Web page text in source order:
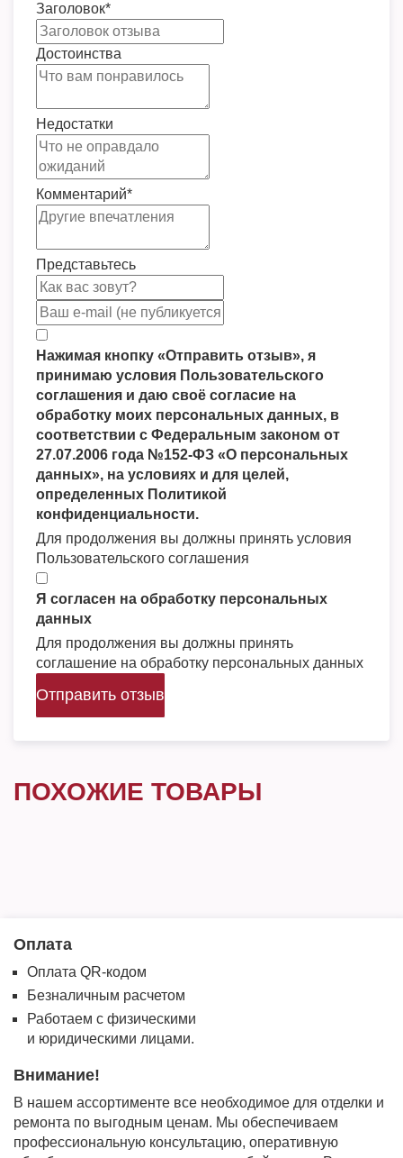
Заголовок*
Достоинства
Недостатки
Комментарий*
Представьтесь
Нажимая кнопку «Отправить отзыв», я
принимаю условия Пользовательского
соглашения и даю своё согласие на
обработку моих персональных данных, в
соответствии с Федеральным законом от
27.07.2006 года №152-ФЗ «О персональных
данных», на условиях и для целей,
определенных Политикой
конфиденциальности.
Для продолжения вы должны принять условия
Пользовательского соглашения
Я согласен на обработку персональных
данных
Для продолжения вы должны принять
соглашение на обработку персональных данных
Отправить отзыв
ПОХОЖИЕ ТОВАРЫ
Оплата
Оплата QR-кодом
Безналичным расчетом
Работаем с физическими
и юридическими лицами.
Внимание!
В нашем ассортименте все необходимое для отделки и
ремонта по выгодным ценам. Мы обеспечиваем
профессиональную консультацию, оперативную